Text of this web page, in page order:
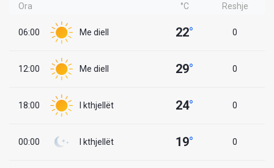
Ora °C Reshje
06:00 Me diell 22° 0
12:00 Me diell 29° 0
18:00 I kthjellët 24° 0
00:00 I kthjellët 19° 0